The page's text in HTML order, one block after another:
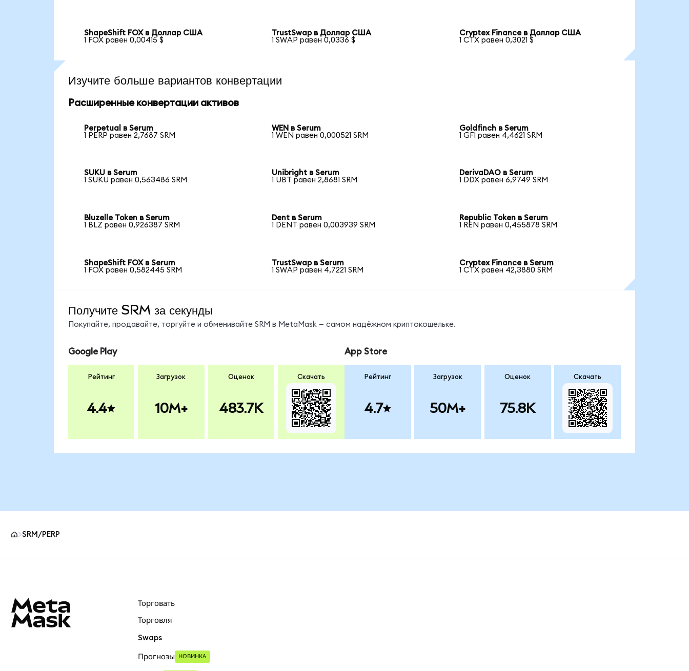
ShapeShift FOX в Доллар США
1 FOX равен 0,00415 $
TrustSwap в Доллар США
1 SWAP равен 0,0336 $
Cryptex Finance в Доллар США
1 CTX равен 0,3021 $
Изучите больше вариантов конвертации
Расширенные конвертации активов
Perpetual в Serum
1 PERP равен 2,7687 SRM
WEN в Serum
1 WEN равен 0,000521 SRM
Goldfinch в Serum
1 GFI равен 4,4621 SRM
SUKU в Serum
1 SUKU равен 0,563486 SRM
Unibright в Serum
1 UBT равен 2,8681 SRM
DerivaDAO в Serum
1 DDX равен 6,9749 SRM
Bluzelle Token в Serum
1 BLZ равен 0,926387 SRM
Dent в Serum
1 DENT равен 0,003939 SRM
Republic Token в Serum
1 REN равен 0,455878 SRM
ShapeShift FOX в Serum
1 FOX равен 0,582445 SRM
TrustSwap в Serum
1 SWAP равен 4,7221 SRM
Cryptex Finance в Serum
1 CTX равен 42,3880 SRM
Получите SRM за секунды
Покупайте, продавайте, торгуйте и обменивайте SRM в MetaMask — самом надёжном криптокошельке.
Google Play
Рейтинг
4.4
Загрузок
10M+
Оценок
483.7K
Скачать
App Store
Рейтинг
4.7
Загрузок
50M+
Оценок
75.8K
Скачать
SRM/PERP
Торговать
Торговля
Swaps
Прогнозы НОВИНКА